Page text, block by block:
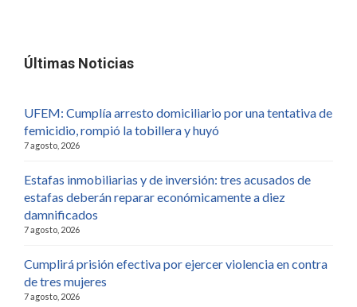
Últimas Noticias
UFEM: Cumplía arresto domiciliario por una tentativa de
femicidio, rompió la tobillera y huyó
7 agosto, 2026
Estafas inmobiliarias y de inversión: tres acusados de
estafas deberán reparar económicamente a diez
damnificados
7 agosto, 2026
Cumplirá prisión efectiva por ejercer violencia en contra
de tres mujeres
7 agosto, 2026